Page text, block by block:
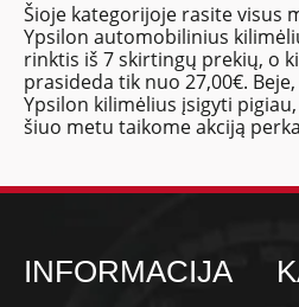
Šioje kategorijoje rasite visus
Ypsilon automobilinius
rinktis iš 7 skirtingų prekių, o
prasideda tik nuo 27,00€.
Ypsilon kilimėlius įsigyti
šiuo metu taikome akciją
INFORMACIJA